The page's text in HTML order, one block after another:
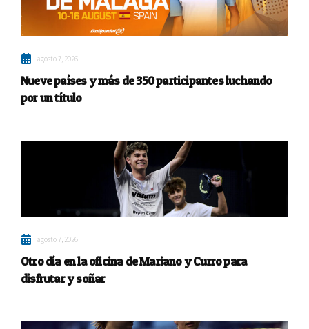
agosto 7, 2026
Nueve países y más de 350 participantes luchando
por un título
agosto 7, 2026
Otro día en la oficina de Mariano y Curro para
disfrutar y soñar